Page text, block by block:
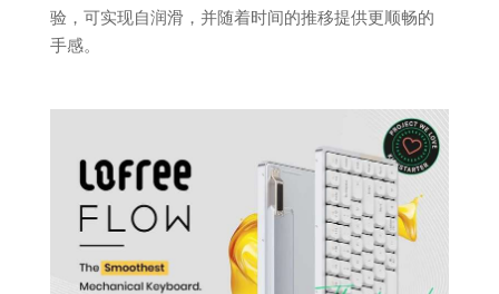
验，可实现自润滑，并随着时间的推移提供更顺畅的
手感。